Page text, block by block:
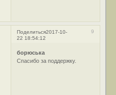
Поделиться 9
2017-10-
22 18:54:12
борюська
Спасибо за поддержку.